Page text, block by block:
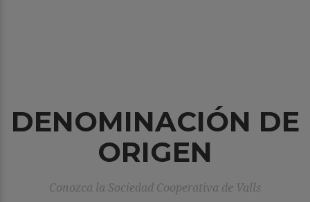
DENOMINACIÓN DE
ORIGEN
Conozca la Sociedad Cooperativa de Valls